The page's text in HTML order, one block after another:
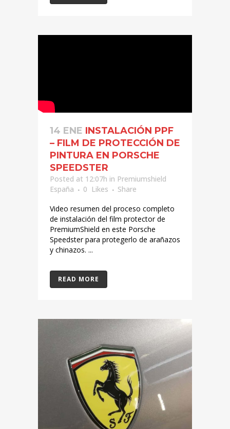
14 ENE INSTALACIÓN PPF
– FILM DE PROTECCIÓN DE
PINTURA EN PORSCHE
SPEEDSTER
Posted at 12:07h in Premiumshield
España
0 Likes
Share
Video resumen del proceso completo
de instalación del film protector de
PremiumShield en este Porsche
Speedster para protegerlo de arañazos
y chinazos. ...
READ MORE